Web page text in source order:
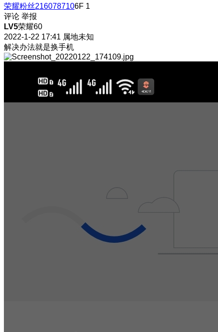
荣耀粉丝2160787106F 1
评论 举报
LV5荣耀60
2022-1-22 17:41 属地未知
解决办法就是换手机